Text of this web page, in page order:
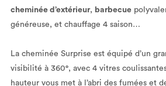
cheminée d’extérieur, barbecue
généreuse, et chauffage 4 saison…
La cheminée Surprise est équipé d’un
visibilité à 360°, avec 4 vitres
hauteur vous met à l’abri des fumées et